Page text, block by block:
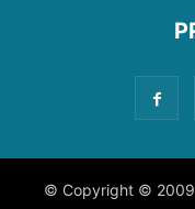
© Copyright © 2009